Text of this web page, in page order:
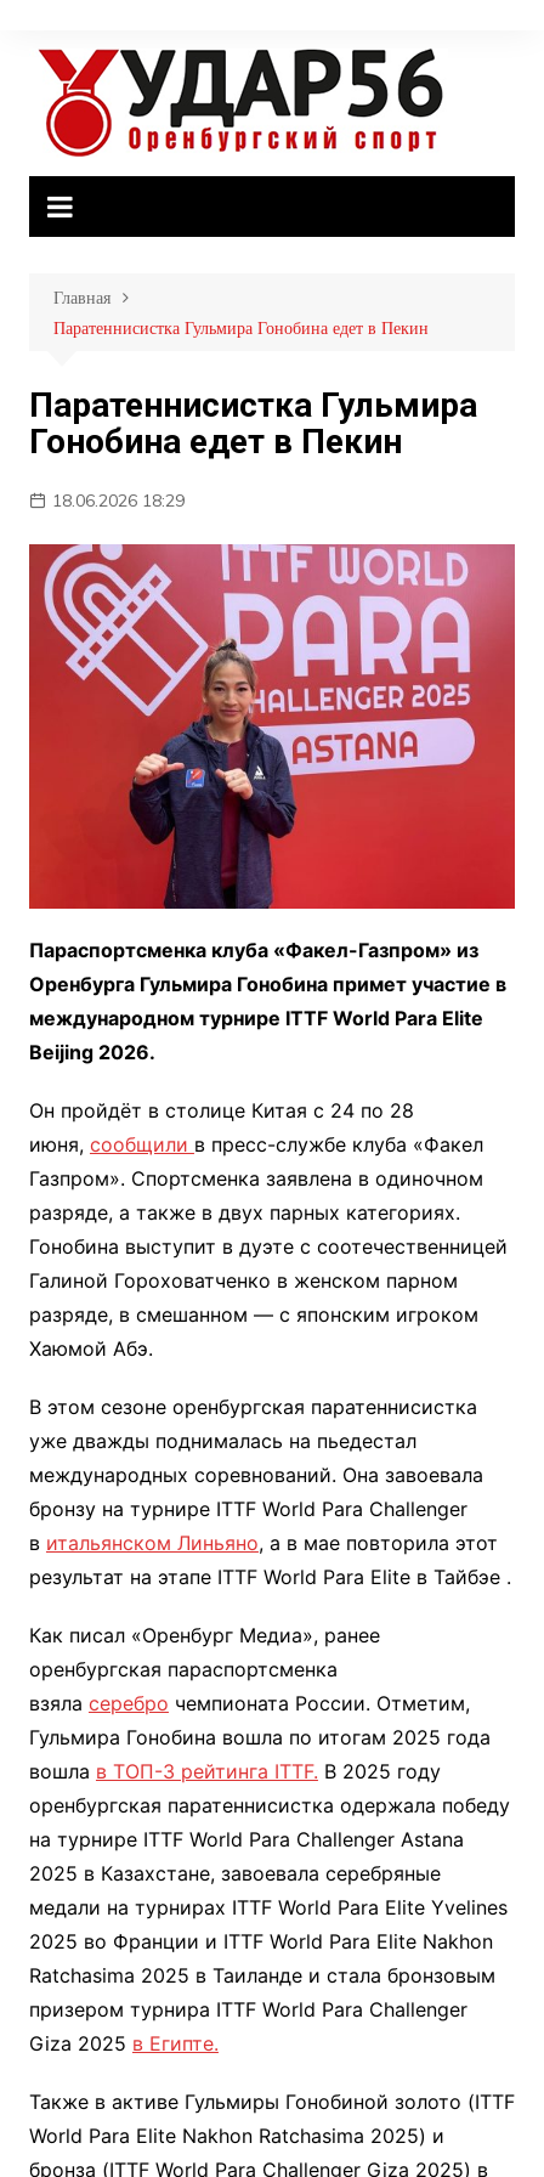
содержимому
Главная
Паратеннисистка Гульмира Гонобина едет в Пекин
Паратеннисистка Гульмира
Гонобина едет в Пекин
18.06.2026 18:29
Параспортсменка клуба «Факел-Газпром» из
Оренбурга Гульмира Гонобина примет участие в
международном турнире ITTF World Para Elite
Beijing 2026.
Он пройдёт в столице Китая с 24 по 28
июня, сообщили в пресс-службе клуба «Факел
Газпром». Спортсменка заявлена в одиночном
разряде, а также в двух парных категориях.
Гонобина выступит в дуэте с соотечественницей
Галиной Гороховатченко в женском парном
разряде, в смешанном — с японским игроком
Хаюмой Абэ.
В этом сезоне оренбургская паратеннисистка
уже дважды поднималась на пьедестал
международных соревнований. Она завоевала
бронзу на турнире ITTF World Para Challenger
в итальянском Линьяно, а в мае повторила этот
результат на этапе ITTF World Para Elite в Тайбэе .
Как писал «Оренбург Медиа», ранее
оренбургская параспортсменка
взяла серебро чемпионата России. Отметим,
Гульмира Гонобина вошла по итогам 2025 года
вошла в ТОП-3 рейтинга ITTF. В 2025 году
оренбургская паратеннисистка одержала победу
на турнире ITTF World Para Challenger Astana
2025 в Казахстане, завоевала серебряные
медали на турнирах ITTF World Para Elite Yvelines
2025 во Франции и ITTF World Para Elite Nakhon
Ratchasima 2025 в Таиланде и стала бронзовым
призером турнира ITTF World Para Challenger
Giza 2025 в Египте.
Также в активе Гульмиры Гонобиной золото (ITTF
World Para Elite Nakhon Ratchasima 2025) и
бронза (ITTF World Para Challenger Giza 2025) в